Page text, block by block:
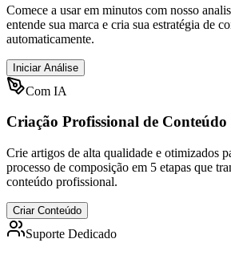
Comece a usar em minutos com nosso
entende sua marca e cria sua estratégia de
automaticamente.
Iniciar Análise
Com IA
Criação Profissional de Conteúdo
Crie artigos de alta qualidade e otimizados
processo de composição em 5 etapas que
conteúdo profissional.
Criar Conteúdo
Suporte Dedicado